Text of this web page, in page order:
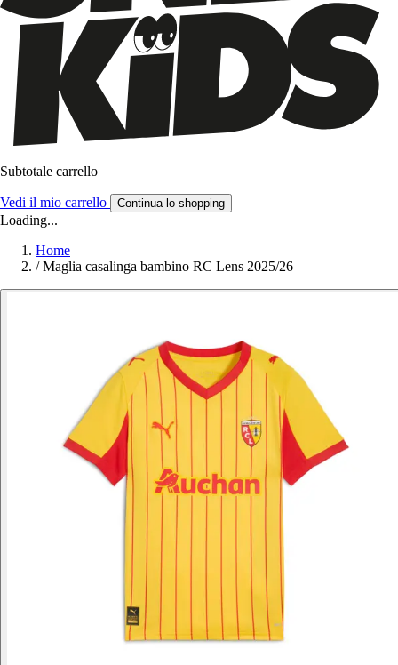
Subtotale carrello
Vedi il mio carrello Continua lo shopping
Loading...
Home
/ Maglia casalinga bambino RC Lens 2025/26